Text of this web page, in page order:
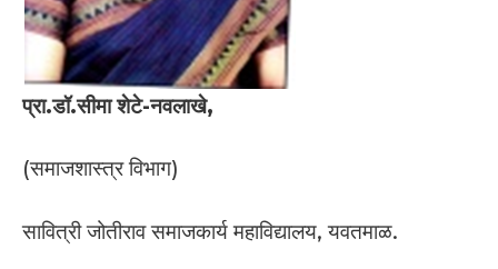
प्रा.डॉ.सीमा शेटे-नवलाखे,
(समाजशास्त्र विभाग)
सावित्री जोतीराव समाजकार्य महाविद्यालय, यवतमाळ.